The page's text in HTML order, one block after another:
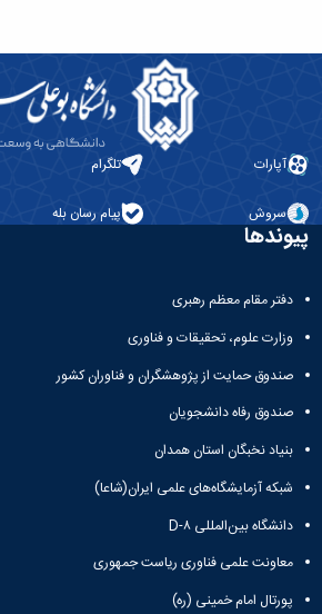
آپارات تلگرام
سروش پیام رسان بله
پیوندها
دفتر مقام معظم رهبری
وزارت علوم، تحقیقات و فناوری
صندوق حمایت از پژوهشگران و فناوران کشور
صندوق رفاه دانشجویان
بنیاد نخبگان استان همدان
شبکه آزمایشگاه‌های علمی ایران(شاعا)
دانشگاه بین‌المللی D-۸
معاونت علمی فناوری ریاست جمهوری
پورتال امام خمینی (ره)